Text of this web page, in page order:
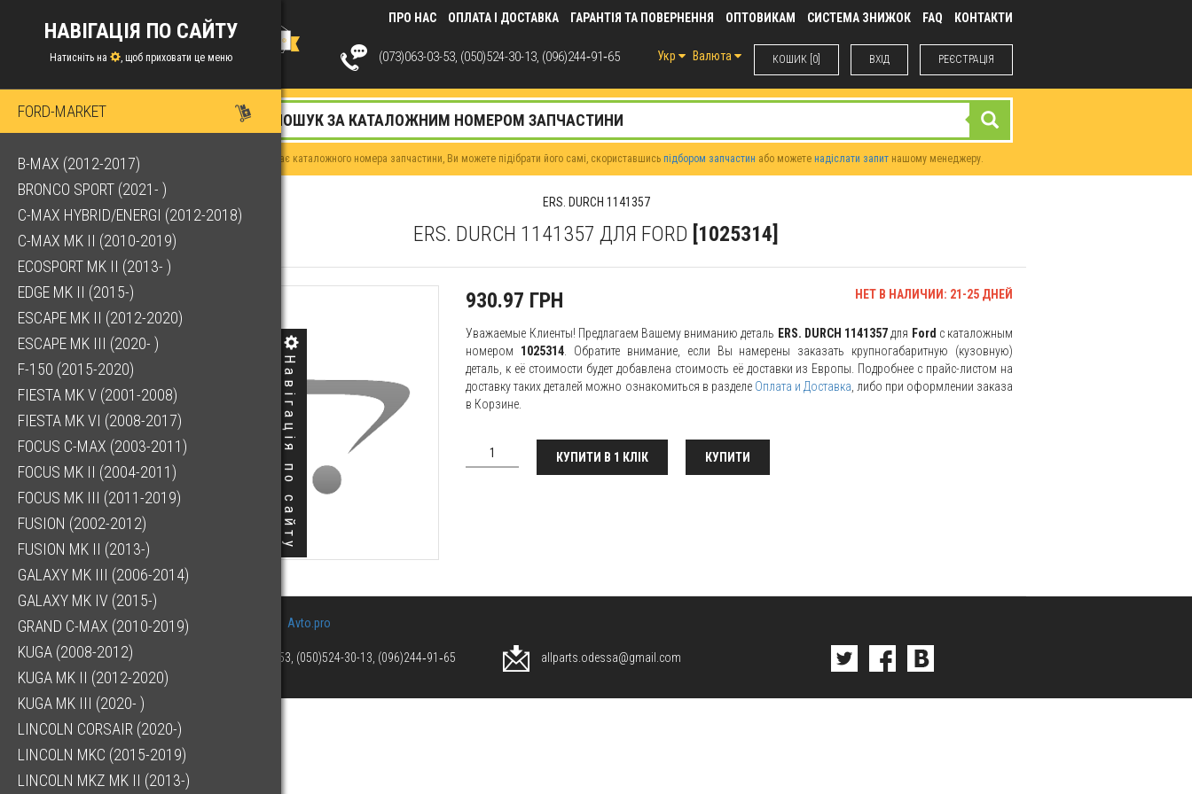
Навігація по сайту
ПРО НАС ОПЛАТА І ДОСТАВКА ГАРАНТІЯ ТА ПОВЕРНЕННЯ ОПТОВИКАМ СИСТЕМА ЗНИЖОК FAQ КОНТАКТИ
КОШИК [0] ВХIД РЕЄСТРАЦІЯ
Укр Валюта
(073)063-03-53, (050)524-30-13, (096)244‑91‑65
НАВІГАЦІЯ ПО САЙТУ
Натисніть на , щоб приховати це меню
FORD-MARKET
B-MAX (2012-2017)
BRONCO SPORT (2021- )
C-MAX HYBRID/ENERGI (2012-2018)
C-MAX MK II (2010-2019)
ECOSPORT MK II (2013- )
EDGE MK II (2015-)
ESCAPE MK II (2012-2020)
ESCAPE MK III (2020- )
F-150 (2015-2020)
FIESTA MK V (2001-2008)
FIESTA MK VI (2008-2017)
FOCUS C-MAX (2003-2011)
FOCUS MK II (2004-2011)
FOCUS MK III (2011-2019)
FUSION (2002-2012)
FUSION MK II (2013-)
GALAXY MK III (2006-2014)
GALAXY MK IV (2015-)
GRAND C-MAX (2010-2019)
KUGA (2008-2012)
KUGA MK II (2012-2020)
KUGA MK III (2020- )
LINCOLN CORSAIR (2020-)
LINCOLN MKC (2015-2019)
LINCOLN MKZ MK II (2013-)
Якщо у Вас немає каталожного номера запчастини, Ви можете підібрати його самі, скориставшись підбором запчастин або можете надіслати запит нашому менеджеру.
ERS. DURCH 1141357
ERS. DURCH 1141357 ДЛЯ FORD [1025314]
930.97 ГРН НЕТ В НАЛИЧИИ: 21-25 ДНЕЙ
Уважаемые Клиенты! Предлагаем Вашему вниманию деталь ERS. DURCH 1141357 для Ford с каталожным
номером 1025314 . Обратите внимание, если Вы намерены заказать крупногабаритную (кузовную)
деталь, к её стоимости будет добавлена стоимость её доставки из Европы. Подробнее с прайс-листом на
доставку таких деталей можно ознакомиться в разделе Оплата и Доставка , либо при оформлении заказа
в Корзине.
КУПИТИ В 1 КЛІК КУПИТИ
Avto.pro
(073)063-03-53, (050)524-30-13, (096)244‑91‑65 allparts.odessa@gmail.com